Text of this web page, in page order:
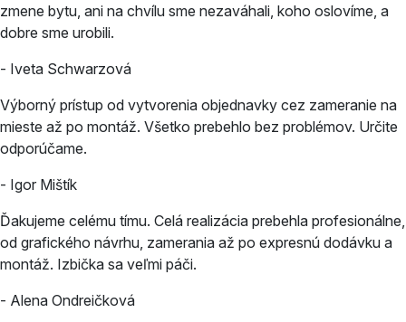
zmene bytu, ani na chvílu sme nezaváhali, koho oslovíme, a
dobre sme urobili.
- Iveta Schwarzová
Výborný prístup od vytvorenia objednavky cez zameranie na
mieste až po montáž. Všetko prebehlo bez problémov. Určite
odporúčame.
- Igor Mištík
Ďakujeme celému tímu. Celá realizácia prebehla profesionálne,
od grafického návrhu, zamerania až po expresnú dodávku a
montáž. Izbička sa veľmi páči.
- Alena Ondreičková